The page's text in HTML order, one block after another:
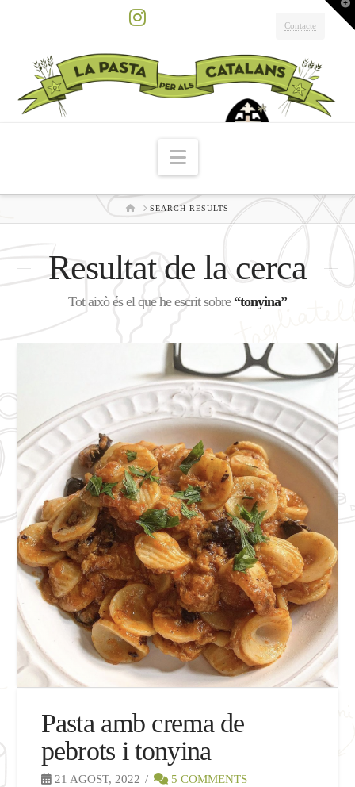
Contacte
Navigation
HOMESEARCH RESULTS
Resultat de la cerca
Tot això és el que he escrit sobre “tonyina”
Pasta amb crema de
pebrots i tonyina
21 AGOST, 2022 5 COMMENTS